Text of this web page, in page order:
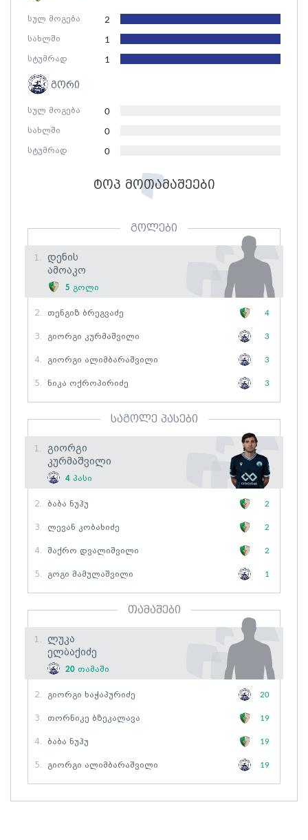
სულ მოგება 2
სახლში 1
სტუმრად 1
გორი
სულ მოგება 0
სახლში 0
სტუმრად 0
ტოპ მოთამაშეები
გოლები
1.
Დენის
Ამოაკო
5 გოლი
2. Თენგიზ Ბრეგვაძე 4
3. Გიორგი Კურმაშვილი 3
4. Გიორგი Ალიმბარაშვილი 3
5. Ნიკა Ოქროპირიძე 3
საგოლე პასები
1.
Გიორგი
Კურმაშვილი
4 პასი
2. Ბაბა Ნუჰუ 2
3. Ლევან Კობახიძე 2
4. Შაქრო Დვალიშვილი 2
5. Გოგი Მამულაშვილი 1
თამაშები
1.
Ლუკა
Ელბაქიძე
20 თამაში
2. Გიორგი Ხაჭაპურიძე 20
3. Თორნიკე Ბზეკალავა 19
4. Ბაბა Ნუჰუ 19
5. Გიორგი Ალიმბარაშვილი 19